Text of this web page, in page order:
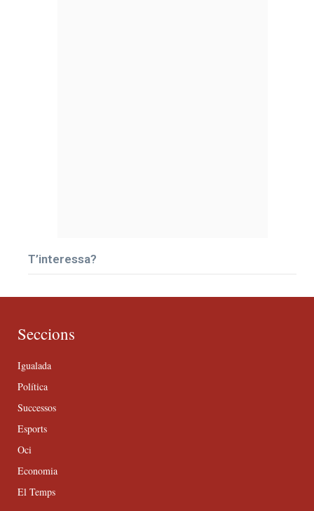
T’interessa?
Seccions
Igualada
Política
Successos
Esports
Oci
Economia
El Temps